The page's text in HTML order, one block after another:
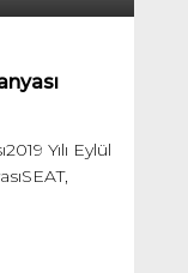
Yılı Eylül